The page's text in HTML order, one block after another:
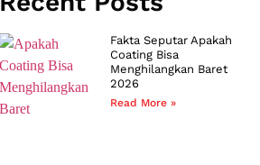
Fakta Seputar Apakah
Coating Bisa
Menghilangkan Baret
2026
Read More »